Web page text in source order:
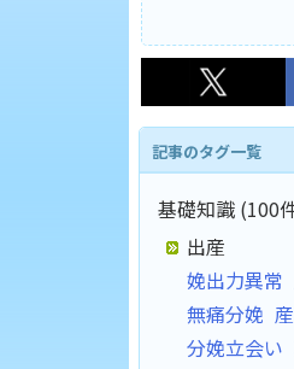
記事のタグ一覧
基礎知識 (100
出産
娩出力異常
無痛分娩
分娩立会い